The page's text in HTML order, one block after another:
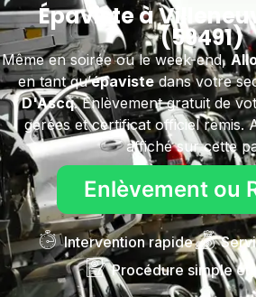
Épaviste à
(59491)
Même en soirée ou le week-end,
en tant qu’épavistedans votre
D'Ascq. Enlèvement gratuit de
gérées et certificat officiel remis.
affiché sur cette
Enlèvement ou
Intervention rapide
Procédure simple et